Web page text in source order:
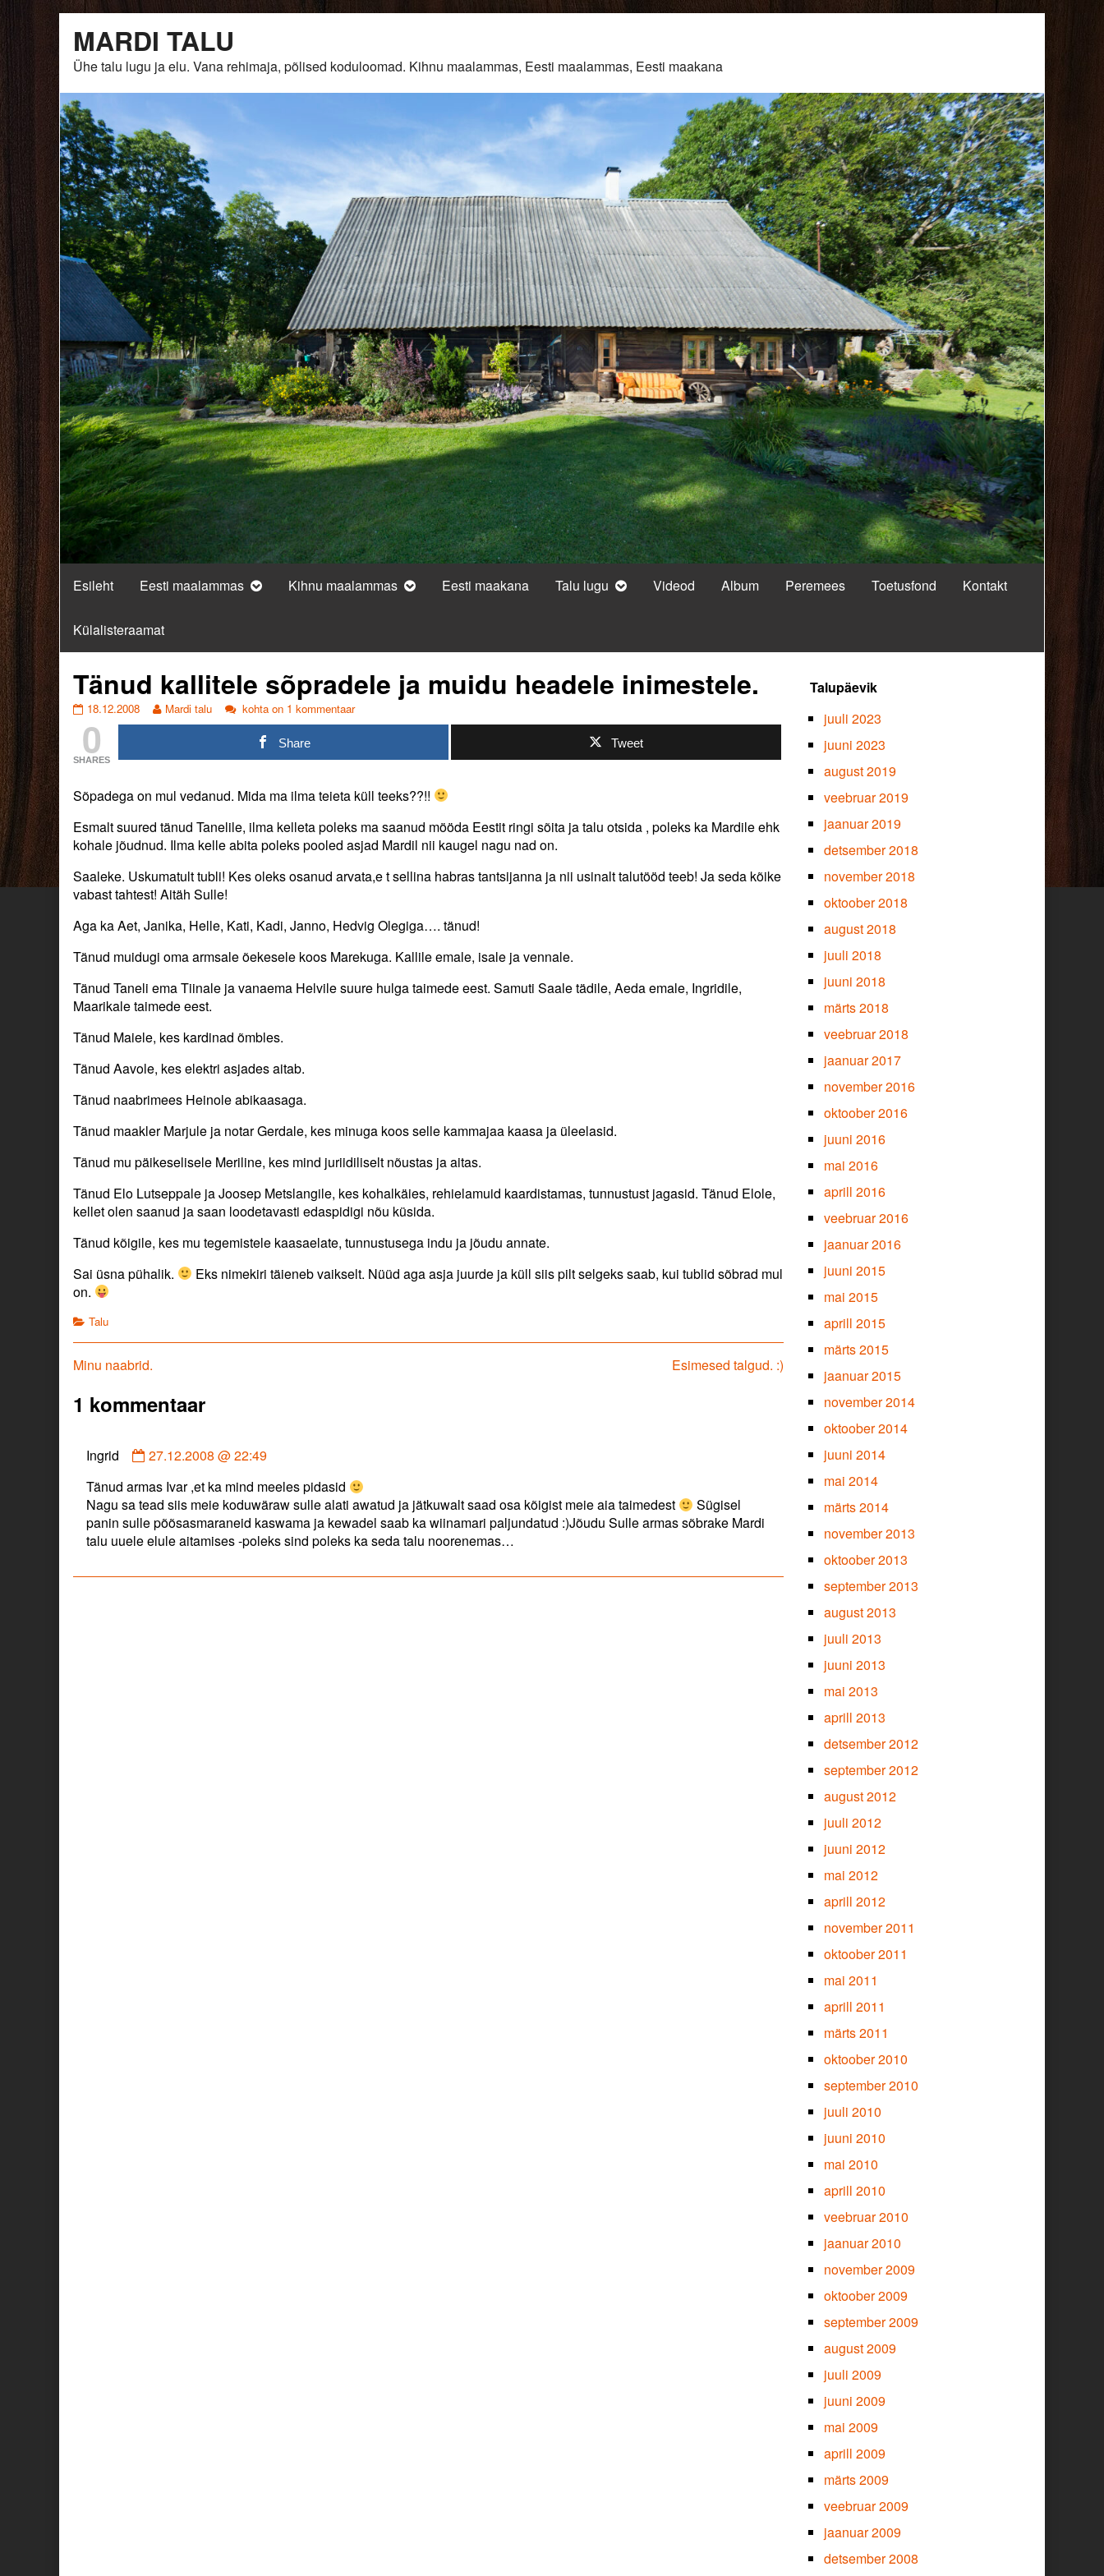
content
MARDI TALU
Ühe talu lugu ja elu. Vana rehimaja, põlised koduloomad. Kihnu maalammas, Eesti maalammas, Eesti maakana
Esileht Eesti maalammas Kihnu maalammas Eesti maakana Talu lugu Videod Album Peremees Toetusfond Kontakt
Külalisteraamat
Tänud kallitele sõpradele ja muidu headele inimestele.
Tänud
kallitele
sõpradele
ja
muidu
inimestele.
on
18.12.2008
Read
more
of
kallitele
sõpradele
ja
muidu
headele
inimestele.,
Mardi talu
Tänud
kallitele
sõpradele
inimestele.
kohta on 1 kommentaar
0
SHARES
Share Tweet
Sõpadega on mul vedanud. Mida ma ilma teieta küll teeks??!!
Esmalt suured tänud Tanelile, ilma kelleta poleks ma saanud mööda Eestit ringi sõita ja talu otsida , poleks ka Mardile ehk
kohale jõudnud. Ilma kelle abita poleks pooled asjad Mardil nii kaugel nagu nad on.
Saaleke. Uskumatult tubli! Kes oleks osanud arvata,e t sellina habras tantsijanna ja nii usinalt talutööd teeb! Ja seda kõike
vabast tahtest! Aitäh Sulle!
Aga ka Aet, Janika, Helle, Kati, Kadi, Janno, Hedvig Olegiga…. tänud!
Tänud muidugi oma armsale õekesele koos Marekuga. Kallile emale, isale ja vennale.
Tänud Taneli ema Tiinale ja vanaema Helvile suure hulga taimede eest. Samuti Saale tädile, Aeda emale, Ingridile,
Maarikale taimede eest.
Tänud Maiele, kes kardinad õmbles.
Tänud Aavole, kes elektri asjades aitab.
Tänud naabrimees Heinole abikaasaga.
Tänud maakler Marjule ja notar Gerdale, kes minuga koos selle kammajaa kaasa ja üleelasid.
Tänud mu päikeselisele Meriline, kes mind juriidiliselt nõustas ja aitas.
Tänud Elo Lutseppale ja Joosep Metslangile, kes kohalkäies, rehielamuid kaardistamas, tunnustust jagasid. Tänud Elole,
kellet olen saanud ja saan loodetavasti edaspidigi nõu küsida.
Tänud kõigile, kes mu tegemistele kaasaelate, tunnustusega indu ja jõudu annate.
Sai üsna pühalik.
Eks nimekiri täieneb vaikselt. Nüüd aga asja juurde ja küll siis pilt selgeks saab, kui tublid sõbrad mul
on.
Categories
Talu
Navigeerimine
Previous
Minu naabrid.
Next
Esimesed talgud. :)
1 kommentaar
Ingrid
Comment
Ingrid
published
on
27.12.2008 @ 22:49
Tänud armas Ivar ,et ka mind meeles pidasid
Nagu sa tead siis meie koduwäraw sulle alati awatud ja jätkuwalt saad osa kõigist meie aia taimedest
Sügisel
panin sulle põõsasmaraneid kaswama ja kewadel saab ka wiinamari paljundatud :)Jõudu Sulle armas sõbrake Mardi
talu uuele elule aitamises -poleks sind poleks ka seda talu noorenemas…
Primary
Sidebar
Talupäevik
juuli 2023
juuni 2023
august 2019
veebruar 2019
jaanuar 2019
detsember 2018
november 2018
oktoober 2018
august 2018
juuli 2018
juuni 2018
märts 2018
veebruar 2018
jaanuar 2017
november 2016
oktoober 2016
juuni 2016
mai 2016
aprill 2016
veebruar 2016
jaanuar 2016
juuni 2015
mai 2015
aprill 2015
märts 2015
jaanuar 2015
november 2014
oktoober 2014
juuni 2014
mai 2014
märts 2014
november 2013
oktoober 2013
september 2013
august 2013
juuli 2013
juuni 2013
mai 2013
aprill 2013
detsember 2012
september 2012
august 2012
juuli 2012
juuni 2012
mai 2012
aprill 2012
november 2011
oktoober 2011
mai 2011
aprill 2011
märts 2011
oktoober 2010
september 2010
juuli 2010
juuni 2010
mai 2010
aprill 2010
veebruar 2010
jaanuar 2010
november 2009
oktoober 2009
september 2009
august 2009
juuli 2009
juuni 2009
mai 2009
aprill 2009
märts 2009
veebruar 2009
jaanuar 2009
detsember 2008